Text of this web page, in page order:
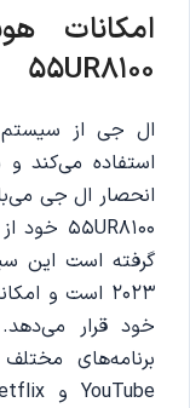
امکانات
55UR8100
استفاده می‌کند
انحصار ال جی
2023 است و
خود قرار
برنامه‌های